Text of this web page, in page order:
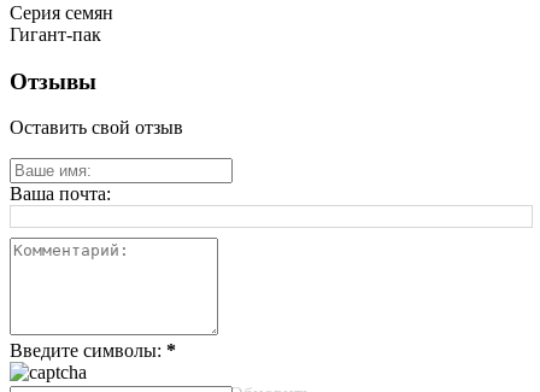
Серия семян
Гигант-пак
Отзывы
Оставить свой отзыв
Ваша почта:
Введите символы: *